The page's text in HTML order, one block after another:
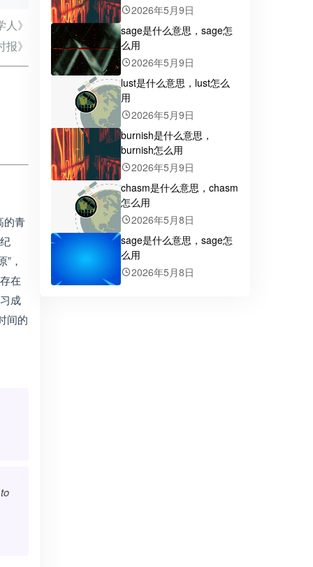
》
》
的青
，
在
成
间的
2026年5月9日
sage是什么意思，sage怎
么用
2026年5月9日
lust是什么意思，lust怎么
用
2026年5月9日
burnish是什么意思，
burnish怎么用
2026年5月9日
chasm是什么意思，chasm
怎么用
2026年5月8日
sage是什么意思，sage怎
么用
2026年5月8日